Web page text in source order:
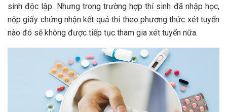
sinh độc lập. Nhưng trong trường hợp thí sinh đã nhập học,
nộp giấy chứng nhận kết quả thi theo phương thức xét tuyển
nào đó sẽ không được tiếp tục tham gia xét tuyển nữa.